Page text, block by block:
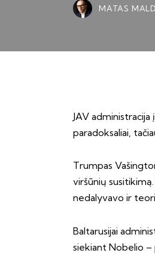
MATAS
JAV
paradoksaliai,
Trumpas
viršūnių
nedalyvavo ir
Baltarusijai
siekiant Nobelio –